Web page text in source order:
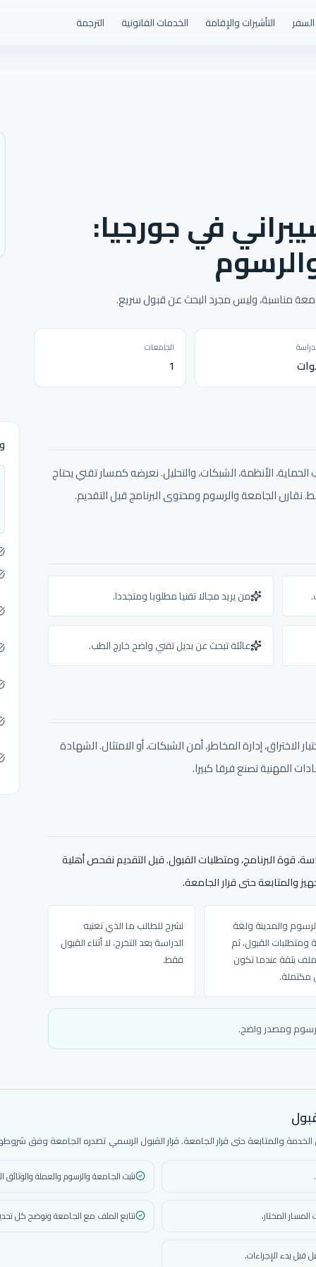
التأشيرات والإقامة الخدمات القانونية الترجمة
في جورجيا:
مناسبة، وليس مجرد البحث عن قبول سريع.
الجامعات
1
الأنظمة، الشبكات، والتحليل. نعرضه كمسار تقني يحتاج
الجامعة والرسوم ومحتوى البرنامج قبل التقديم.
من يريد مجالا تقنيا مطلوبا ومتجددا.
عائلة تبحث عن بديل تقني واضح خارج الطب.
الاختراق، إدارة المخاطر، أمن الشبكات، أو الامتثال. الشهادة
المهنية تصنع فرقا كبيرا.
قوة البرنامج، ومتطلبات القبول. قبل التقديم نفحص أهلية
والمتابعة حتى قرار الجامعة.
والمدينة ولغة
ومتطلبات القبول، ثم
بثقة عندما تكون
مكتملة.
نشرح للطالب ما الذي تعنيه
الدراسة بعد التخرج، لا أثناء القبول
فقط.
ومصدر واضح.
والمتابعة حتى قرار الجامعة. قرار القبول الرسمي تصدره الجامعة وفق
نثبت الجامعة والرسوم والعملة والوثائق
المختار. نتابع الملف مع الجامعة ونوضح كل
بدء الإجراءات.